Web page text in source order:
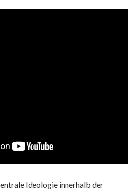
Ideologie innerhalb der